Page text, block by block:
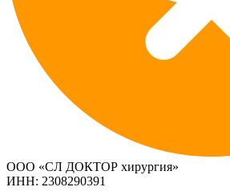
ООО «СЛ ДОКТОР хирургия»
ИНН: 2308290391